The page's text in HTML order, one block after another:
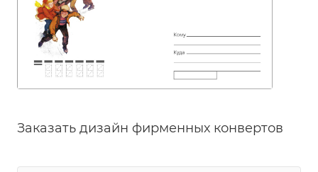
Заказать дизайн фирменных конвертов